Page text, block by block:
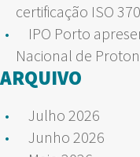
certificação ISO
IPO Porto
Nacional de
ARQUIVO
Julho 2026
Junho 2026